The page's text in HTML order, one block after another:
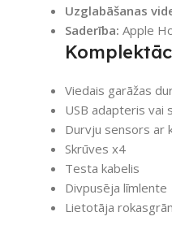
Uzglabāšanas
Saderība: Apple
Viedais garāžas
USB adapteris vai
Durvju sensors ar
Skrūves x4
Testa kabelis
Divpusēja līmlente
Lietotāja